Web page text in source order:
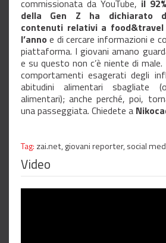
commissionata da YouTube, il
della Gen Z ha dichiarato
contenuti relativi a
l’anno e di cercare informazioni e
piattaforma. I giovani amano
e su questo non c’è niente di
comportamenti esagerati degli
abitudini alimentari sbagliate
alimentari); anche perché, poi,
una passeggiata. Chiedete a
Tag: zai.net,giovani reporter,social
Video